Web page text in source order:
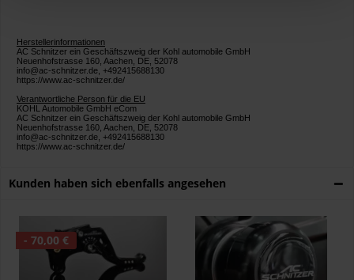
Herstellerinformationen
AC Schnitzer ein Geschäftszweig der Kohl automobile GmbH
Neuenhofstrasse 160, Aachen, DE, 52078
info@ac-schnitzer.de, +492415688130
https://www.ac-schnitzer.de/
Verantwortliche Person für die EU
KOHL Automobile GmbH eCom
AC Schnitzer ein Geschäftszweig der Kohl automobile GmbH
Neuenhofstrasse 160, Aachen, DE, 52078
info@ac-schnitzer.de, +492415688130
https://www.ac-schnitzer.de/
Kunden haben sich ebenfalls angesehen
- 70,00 €